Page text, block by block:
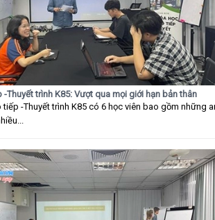
-Thuyết trình K85: Vượt qua mọi giới hạn bản thân
tiếp -Thuyết trình K85 có 6 học viên bao gồm những